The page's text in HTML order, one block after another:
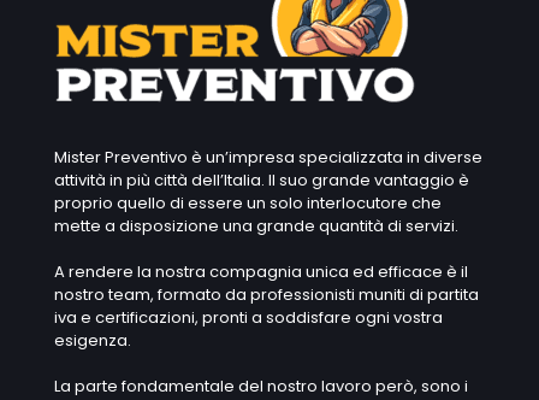
Mister Preventivo è un’impresa specializzata in diverse
attività in più città dell’Italia. Il suo grande vantaggio è
proprio quello di essere un solo interlocutore che
mette a disposizione una grande quantità di servizi.
A rendere la nostra compagnia unica ed efficace è il
nostro team, formato da professionisti muniti di partita
iva e certificazioni, pronti a soddisfare ogni vostra
esigenza.
La parte fondamentale del nostro lavoro però, sono i